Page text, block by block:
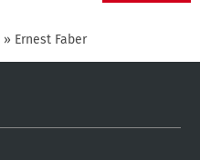
» Ernest Faber